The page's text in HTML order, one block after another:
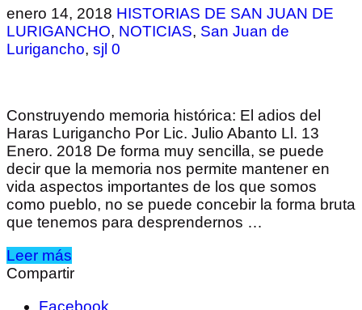
enero 14, 2018 HISTORIAS DE SAN JUAN DE
LURIGANCHO, NOTICIAS, San Juan de
Lurigancho, sjl 0
Construyendo memoria histórica: El adios del
Haras Lurigancho Por Lic. Julio Abanto Ll. 13
Enero. 2018 De forma muy sencilla, se puede
decir que la memoria nos permite mantener en
vida aspectos importantes de los que somos
como pueblo, no se puede concebir la forma bruta
que tenemos para desprendernos …
Leer más
Compartir
Facebook